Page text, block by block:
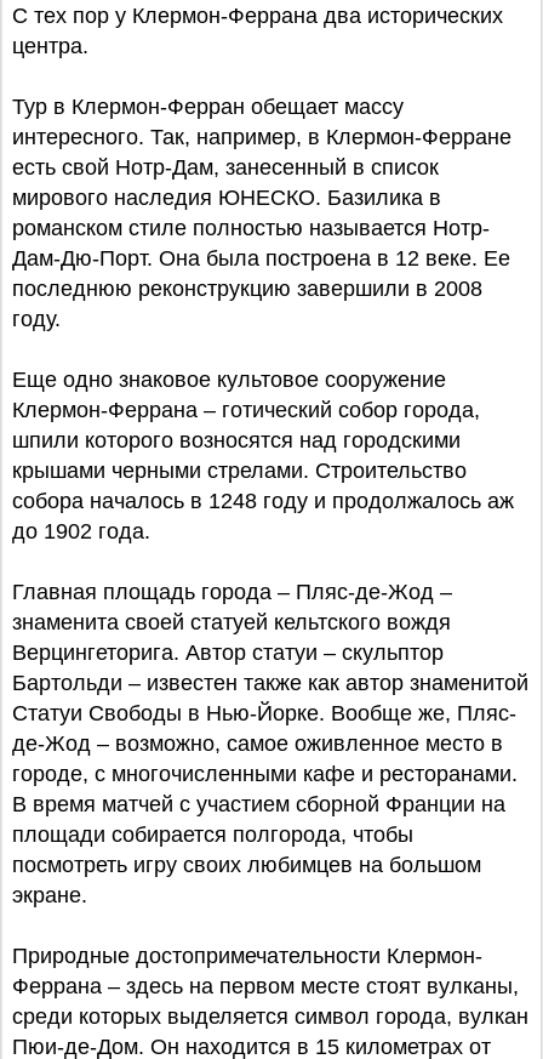
С тех пор у Клермон-Феррана два исторических
центра.
Тур в Клермон-Ферран обещает массу
интересного. Так, например, в Клермон-Ферране
есть свой Нотр-Дам, занесенный в список
мирового наследия ЮНЕСКО. Базилика в
романском стиле полностью называется Нотр-
Дам-Дю-Порт. Она была построена в 12 веке. Ее
последнюю реконструкцию завершили в 2008
году.
Еще одно знаковое культовое сооружение
Клермон-Феррана – готический собор города,
шпили которого возносятся над городскими
крышами черными стрелами. Строительство
собора началось в 1248 году и продолжалось аж
до 1902 года.
Главная площадь города – Пляс-де-Жод –
знаменита своей статуей кельтского вождя
Верцингеторига. Автор статуи – скульптор
Бартольди – известен также как автор знаменитой
Статуи Свободы в Нью-Йорке. Вообще же, Пляс-
де-Жод – возможно, самое оживленное место в
городе, с многочисленными кафе и ресторанами.
В время матчей с участием сборной Франции на
площади собирается полгорода, чтобы
посмотреть игру своих любимцев на большом
экране.
Природные достопримечательности Клермон-
Феррана – здесь на первом месте стоят вулканы,
среди которых выделяется символ города, вулкан
Пюи-де-Дом. Он находится в 15 километрах от